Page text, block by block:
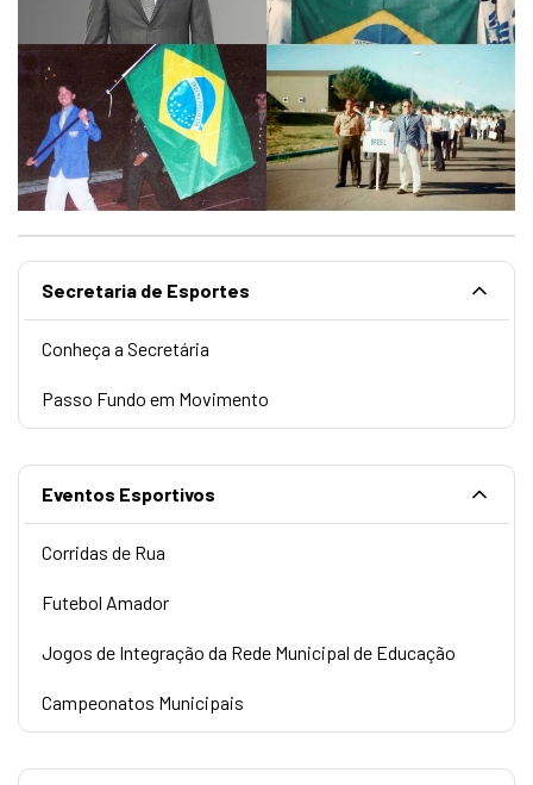
Secretaria de Esportes
Conheça a Secretária
Passo Fundo em Movimento
Eventos Esportivos
Corridas de Rua
Futebol Amador
Jogos de Integração da Rede Municipal de Educação
Campeonatos Municipais